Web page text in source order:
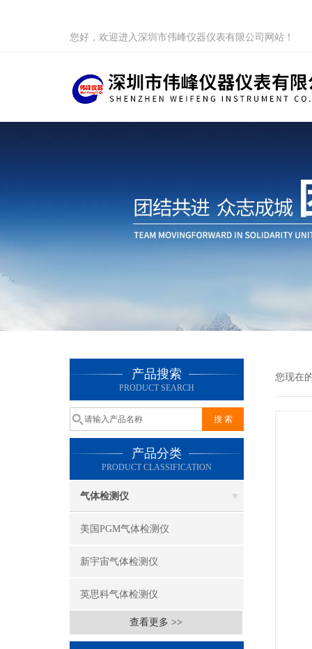
您好，欢迎进入深圳市伟峰仪器仪表有限公司网站！
产品搜索
PRODUCT SEARCH
产品分类
PRODUCT CLASSIFICATION
气体检测仪
美国PGM气体检测仪
新宇宙气体检测仪
英思科气体检测仪
查看更多 >>
您现在